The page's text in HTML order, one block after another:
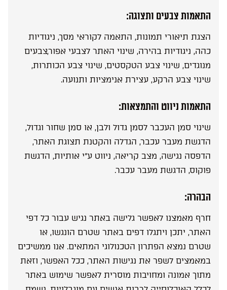
התאמות צבעים ותצוגה:
הצגת תיאורי תמונות, התאמה לקוראי מסך, ניגודיות
כהה, ניגודיות בהירה, שינוי האתר לצבעי אפור,צבעים
מנוגדים, שינוי צבע הטקסטים, שינוי צבע הכותרות,
שינוי צבע הרקע, עצירת אנימציות ותנועה.
התאמות ניווט והתמצאות:
שינוי סמן העכבר לסמן גדול ולבן, או סמן שחור וגדול,
הדגשת מעבר עכבר, הגדלה והקטנת תצוגת האתר,
הדפסה נגישה, מצב קריאה, ניווט ע”י אותיות, הדגשת
פוקוס, הדגשת מעבר עכבר.
הבהרה:
חרף מאמצנו לאפשר גלישה באתר נגיש עבור כל דפי
האתר, יתכן ויתגלו דפים באתר שטרם הונגשו, או
שטרם נמצא הפתרון הטכנולוגי המתאים. אנו ממשיכים
במאמצים לשפר את נגישות האתר, ככל האפשר, וזאת
מתוך אמונה ומחויבות מוסרית לאפשר שימוש באתר